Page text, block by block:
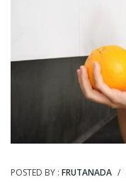
POSTED BY : FRUTANADA /